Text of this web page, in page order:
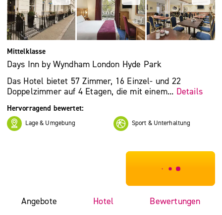
Mittelklasse
Days Inn by Wyndham London Hyde Park
Das Hotel bietet 57 Zimmer, 16 Einzel- und 22
Doppelzimmer auf 4 Etagen, die mit einem... Details
Hervorragend bewertet:
Lage & Umgebung Sport & Unterhaltung
***************
Angebote Hotel Bewertungen